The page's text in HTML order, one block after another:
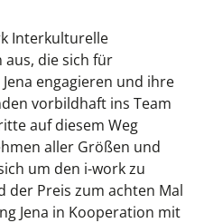
Interkulturelle
die sich für
engagieren und ihre
vorbildhaft ins Team
auf diesem Weg
aller Größen und
um den i-work zu
der Preis zum achten Mal
Jena in Kooperation mit